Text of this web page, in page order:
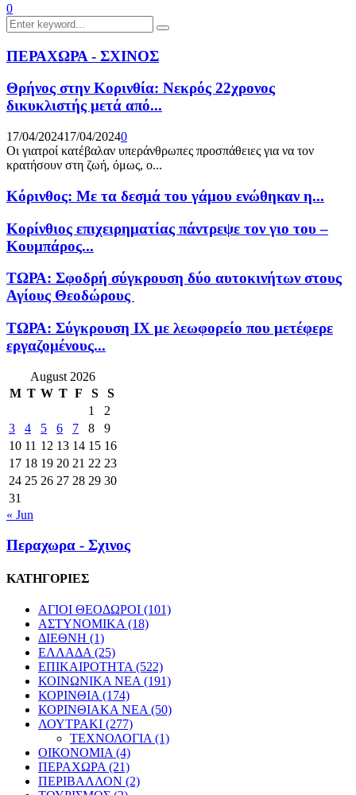
0
Search
for:
Search
ΠΕΡΑΧΩΡΑ - ΣΧΙΝΟΣ
Θρήνος στην Κορινθία: Νεκρός 22χρονος
δικυκλιστής μετά από...
17/04/202417/04/20240
Οι γιατροί κατέβαλαν υπεράνθρωπες προσπάθειες για να τον
κρατήσουν στη ζωή, όμως, ο...
Κόρινθος: Με τα δεσμά του γάμου ενώθηκαν η...
Κορίνθιος επιχειρηματίας πάντρεψε τον γιο του –
Κουμπάρος...
ΤΩΡΑ: Σφοδρή σύγκρουση δύο αυτοκινήτων στους
Αγίους Θεοδώρους
ΤΩΡΑ: Σύγκρουση ΙΧ με λεωφορείο που μετέφερε
εργαζομένους...
August 2026
M T W T F S
S
1
2
3
4 5 6 7 8
9
10 11 12 13 14 15 16
17 18 19 20 21 22 23
24 25 26 27 28 29 30
31
« Jun
Περαχωρα - Σχινος
ΚΑΤΗΓΟΡΙΕΣ
ΑΓΙΟΙ ΘΕΟΔΩΡΟΙ (101)
ΑΣΤΥΝΟΜΙΚΑ (18)
ΔΙΕΘΝΗ (1)
ΕΛΛΑΔΑ (25)
ΕΠΙΚΑΙΡΟΤΗΤΑ (522)
ΚΟΙΝΩΝΙΚΑ ΝΕΑ (191)
ΚΟΡΙΝΘΙΑ (174)
ΚΟΡΙΝΘΙΑΚΑ ΝΕΑ (50)
ΛΟΥΤΡΑΚΙ (277)
ΤΕΧΝΟΛΟΓΙΑ (1)
ΟΙΚΟΝΟΜΙΑ (4)
ΠΕΡΑΧΩΡΑ (21)
ΠΕΡΙΒΑΛΛΟΝ (2)